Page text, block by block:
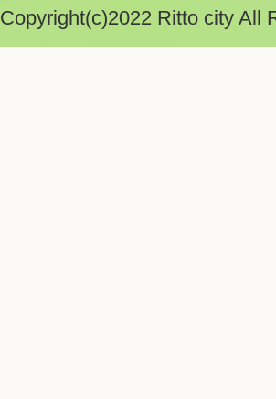
Copyright(c)2022 Ritto city All